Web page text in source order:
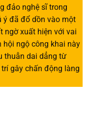
đảo nghệ sĩ trong
ý đã đổ dồn vào một
ngờ xuất hiện với vai
hội ngộ công khai này
thuẫn dai dẳng từ
gây chấn động làng